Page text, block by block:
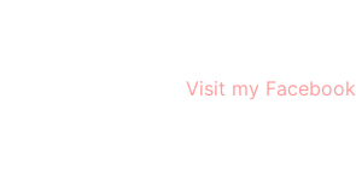
Visit my Facebook